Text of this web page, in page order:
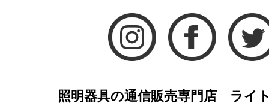
照明器具の通信販売専門店 ライ